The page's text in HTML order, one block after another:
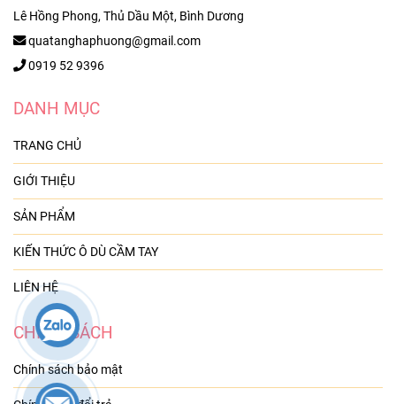
Lê Hồng Phong, Thủ Dầu Một, Bình Dương
quatanghaphuong@gmail.com
0919 52 9396
DANH MỤC
TRANG CHỦ
GIỚI THIỆU
SẢN PHẨM
KIẾN THỨC Ô DÙ CẦM TAY
LIÊN HỆ
CHÍNH SÁCH
Chính sách bảo mật